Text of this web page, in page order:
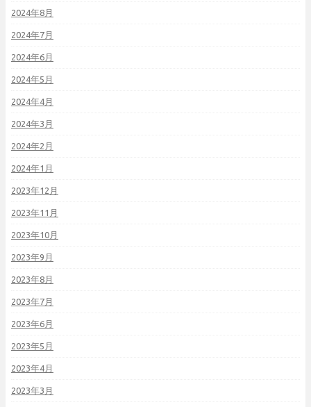
2024年8月
2024年7月
2024年6月
2024年5月
2024年4月
2024年3月
2024年2月
2024年1月
2023年12月
2023年11月
2023年10月
2023年9月
2023年8月
2023年7月
2023年6月
2023年5月
2023年4月
2023年3月